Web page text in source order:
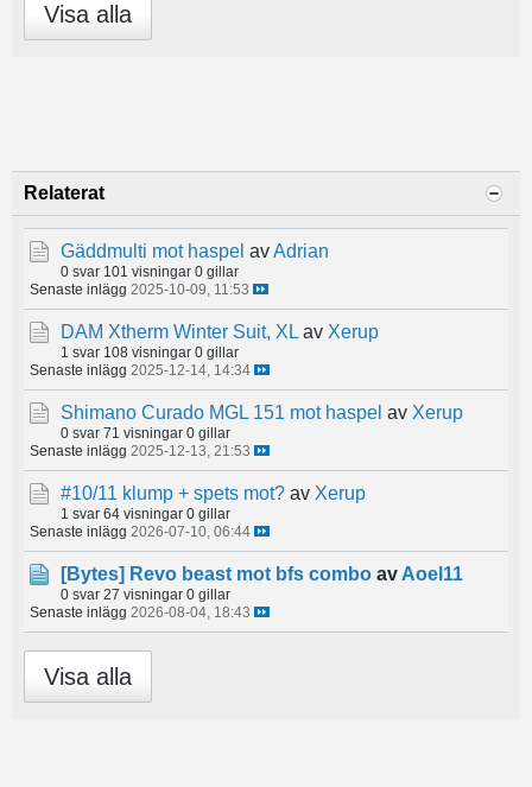
Visa alla
Relaterat
Gäddmulti mot haspel avAdrian
0 svar 101 visningar 0 gillar
Senaste inlägg 2025-10-09, 11:53
DAM Xtherm Winter Suit, XL av Xerup
1 svar 108 visningar 0 gillar
Senaste inlägg 2025-12-14, 14:34
Shimano Curado MGL 151 mot haspel av Xerup
0 svar 71 visningar 0 gillar
Senaste inlägg 2025-12-13, 21:53
#10/11 klump + spets mot? av Xerup
1 svar 64 visningar 0 gillar
Senaste inlägg 2026-07-10, 06:44
[Bytes] Revo beast mot bfs combo av Aoel11
0 svar 27 visningar 0 gillar
Senaste inlägg 2026-08-04, 18:43
Visa alla